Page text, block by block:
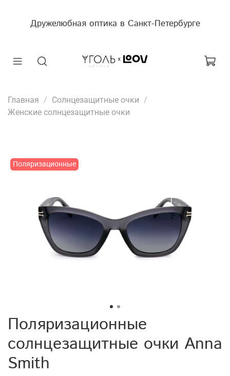
Дружелюбная оптика в Санкт-Петербурге
Главная
Солнцезащитные очки
Женские солнцезащитные очки
Поляризационные
Поляризационные
солнцезащитные очки Anna
Smith